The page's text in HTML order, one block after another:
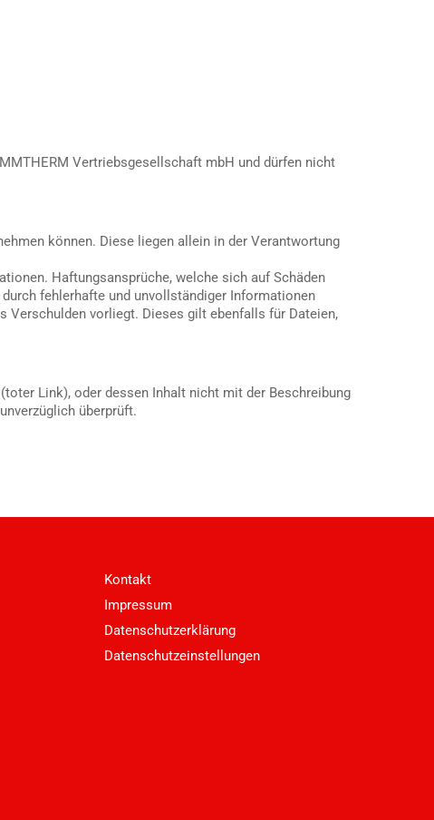
Vertriebsgesellschaft mbH und dürfen nicht
können. Diese liegen allein in der Verantwortung
Haftungsansprüche, welche sich auf Schäden
fehlerhafte und unvollständiger Informationen
Verschulden vorliegt. Dieses gilt ebenfalls für Dateien,
Link), oder dessen Inhalt nicht mit der Beschreibung
überprüft.
Kontakt
Impressum
Datenschutzerklärung
Datenschutzeinstellungen